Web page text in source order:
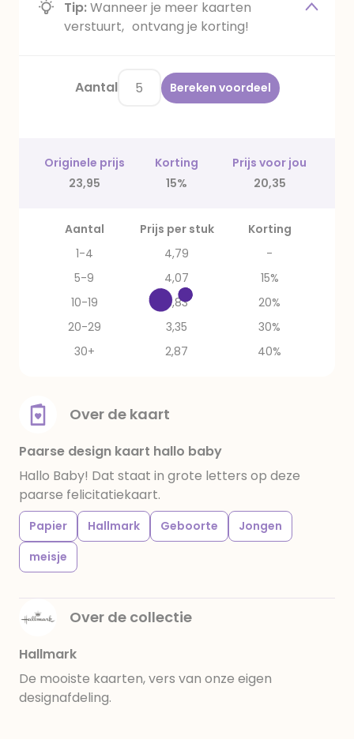
Tip:Wanneer je meer kaarten
verstuurt, ontvang je korting!
Aantal Bereken voordeel
Originele prijs Korting
Prijs voor jou
23,95
15% 20,35
Aantal Prijs per stuk
Korting
1-4
4,79
-
5-9
4,07
15%
10-19
3,83
20%
20-29
3,35
30%
30+
2,87 40%
Over de kaart
Paarse design kaart hallo baby
Hallo Baby! Dat staat in grote letters op deze
paarse felicitatiekaart.
Papier Hallmark Geboorte
Jongen
meisje
Over de collectie
Hallmark
De mooiste kaarten, vers van onze eigen
designafdeling.